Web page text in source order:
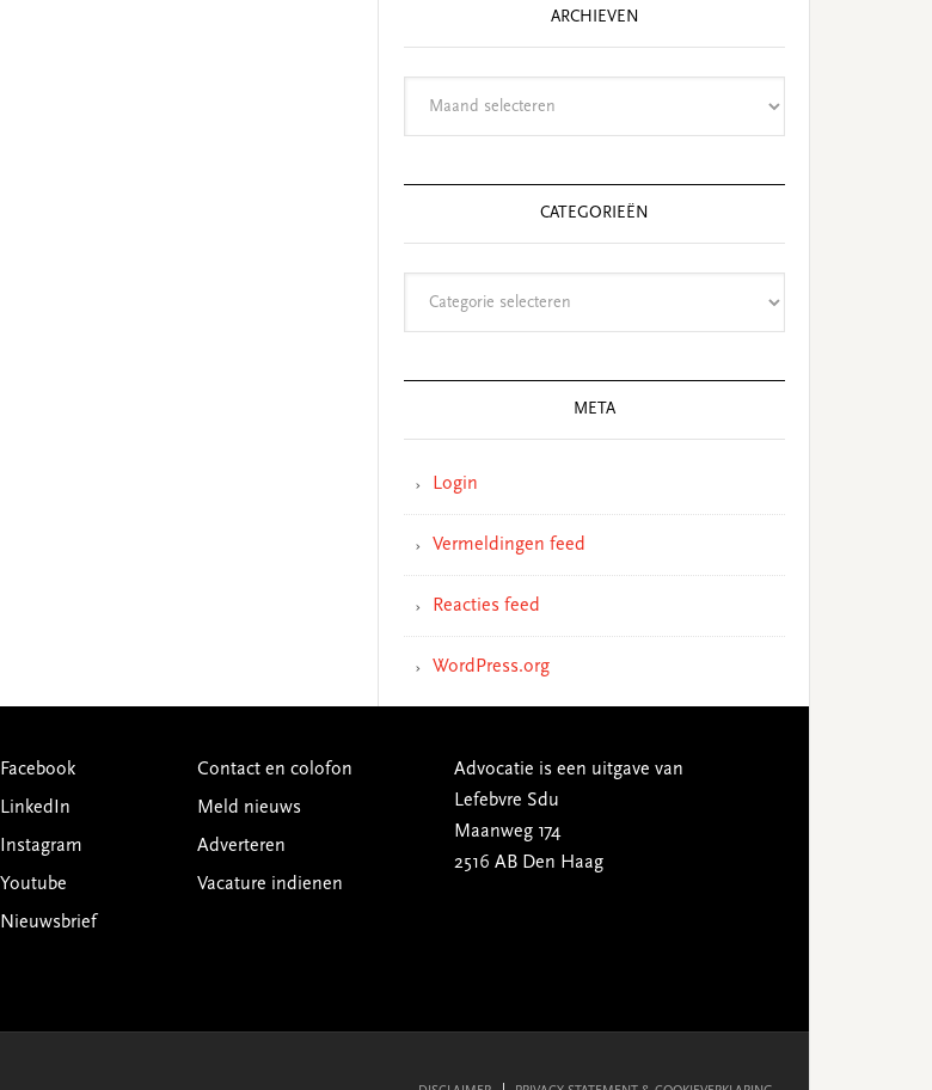
ARCHIEVEN
CATEGORIEËN
META
Login
Vermeldingen feed
Reacties feed
WordPress.org
Facebook
LinkedIn
Instagram
Youtube
Nieuwsbrief
Contact en colofon
Meld nieuws
Adverteren
Vacature indienen
Advocatie is een uitgave van
Lefebvre Sdu
Maanweg 174
2516 AB Den Haag